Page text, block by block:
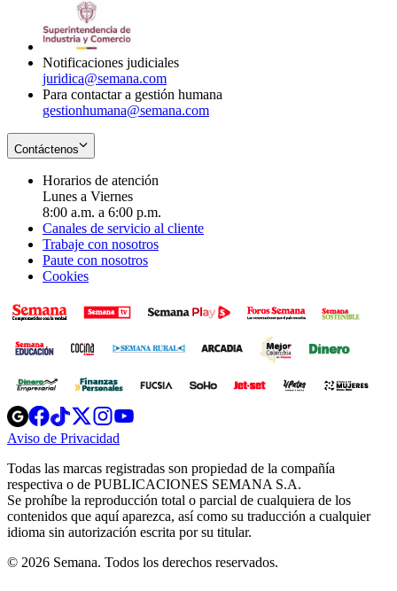
Notificaciones judiciales
juridica@semana.com
Para contactar a gestión humana
gestionhumana@semana.com
Contáctenos
Horarios de atención
Lunes a Viernes
8:00 a.m. a 6:00 p.m.
Canales de servicio al cliente
Trabaje con nosotros
Paute con nosotros
Cookies
Opens
in
new
Opens
in
new
Opens
in
new
window
Opens
new
windowwindow
Aviso de Privacidad
new
window
Todas las marcas registradas son propiedad de la compañía
respectiva o de PUBLICACIONES SEMANA S.A.
Se prohíbe la reproducción total o parcial de cualquiera de los
contenidos que aquí aparezca, así como su traducción a cualquier
idioma sin autorización escrita por su titular.
© 2026 Semana. Todos los derechos reservados.